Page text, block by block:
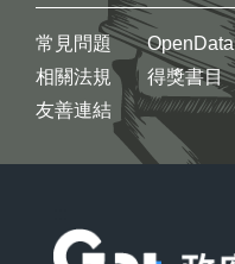
常見問題
相關法規
友善連結
OpenData
得獎書目